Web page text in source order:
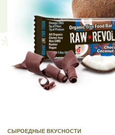
СЫРОЕДНЫЕ ВКУСНОСТИ